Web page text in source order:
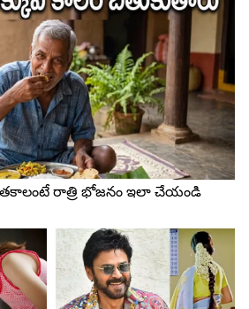
ప్లాన్ చేయాలో బ్యాటర్లు
చేశాడు.